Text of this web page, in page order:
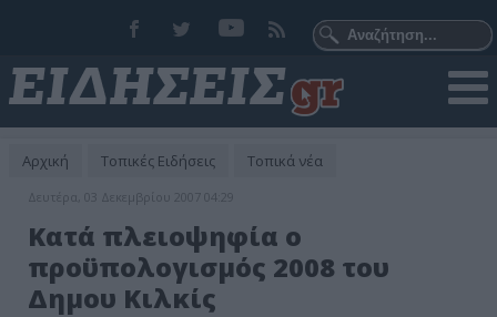
Αρχική Τοπικές Ειδήσεις Τοπικά νέα
Δευτέρα, 03 Δεκεμβρίου 2007 04:29
Κατά πλειοψηφία ο
προϋπολογισμός 2008 του
Δημου Κιλκίς